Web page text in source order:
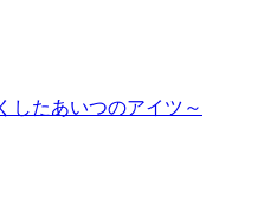
したあいつのアイツ～